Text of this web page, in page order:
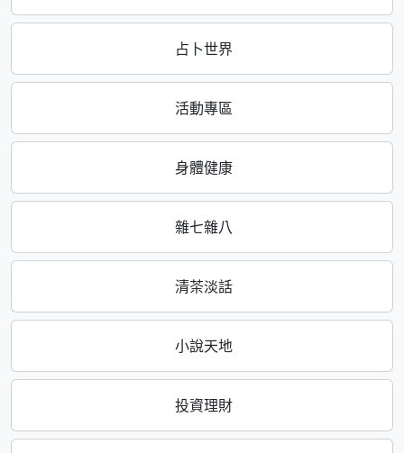
占卜世界
活動專區
身體健康
雜七雜八
清茶淡話
小說天地
投資理財